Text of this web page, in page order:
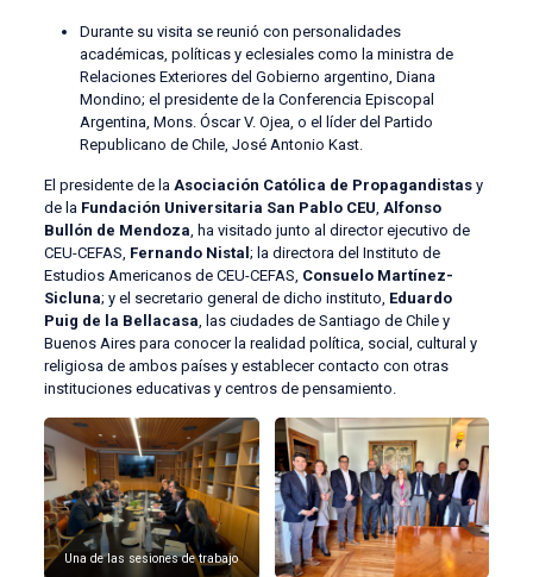
Durante su visita se reunió con personalidades
académicas, políticas y eclesiales como la ministra de
Relaciones Exteriores del Gobierno argentino, Diana
Mondino; el presidente de la Conferencia Episcopal
Argentina, Mons. Óscar V. Ojea, o el líder del Partido
Republicano de Chile, José Antonio Kast.
El presidente de la Asociación Católica de Propagandistasy
de la Fundación Universitaria San Pablo CEU Alfonso
Bullón de Mendoza , ha visitado junto al director ejecutivo de
CEU-CEFAS, Fernando Nistal; la directora del Instituto de
Estudios Americanos de CEU-CEFAS, Consuelo Martínez-
Sicluna; y el secretario general de dicho instituto, Eduardo
Puig de la Bellacasa , las ciudades de Santiago de Chile y
Buenos Aires para conocer la realidad política, social, cultural y
religiosa de ambos países y establecer contacto con otras
instituciones educativas y centros de pensamiento.
Una de las sesiones de trabajo